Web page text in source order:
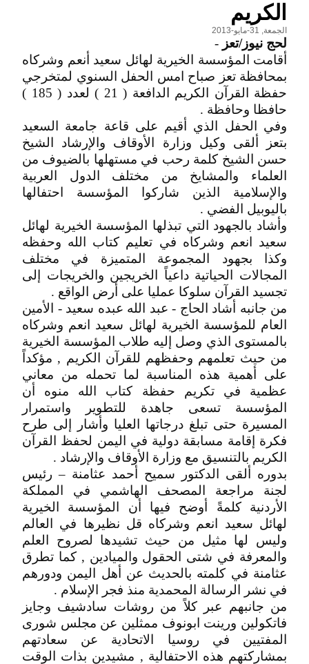
الكريم
الجمعة, 31-مايو-2013
لحج نيوز/تعز -
أقامت المؤسسة الخيرية لهائل سعيد أنعم وشركاه
بمحافظة تعز صباح امس الحفل السنوي لمتخرجي
حفظة القرآن الكريم الدافعة ( 21 ) لعدد ( 185 )
حافظا وحافظة .
وفي الحفل الذي أقيم على قاعة جامعة السعيد
بتعز ألقى وكيل وزارة الأوقاف والإرشاد الشيخ
حسن الشيخ كلمة رحب في مستهلها بالضيوف من
العلماء والمشايخ من مختلف الدول العربية
والإسلامية الذين شاركوا المؤسسة احتفالها
باليوبيل الفضي .
وأشاد بالجهود التي تبذلها المؤسسة الخيرية لهائل
سعيد انعم وشركاه في تعليم كتاب الله وحفظه
وكذا بجهود المجموعة المتميزة في مختلف
المجالات الحياتية داعياً الخريجين والخريجات إلى
تجسيد القرآن سلوكا عمليا على أرض الواقع .
من جانبه أشاد الحاج - عبد الله عبده سعيد - الأمين
العام للمؤسسة الخيرية لهائل سعيد انعم وشركاه
بالمستوى الذي وصل إليه طلاب المؤسسة الخيرية
من حيث تعلمهم وحفظهم للقرآن الكريم , مؤكداً
على أهمية هذه المناسبة لما تحمله من معاني
عظمية في تكريم حفظة كتاب الله منوه أن
المؤسسة تسعى جاهدة للتطوير واستمرار
المسيرة حتى تبلغ درجاتها العليا وأشار إلى طرح
فكرة إقامة مسابقة دولية في اليمن لحفظ القرآن
الكريم بالتنسيق مع وزارة الأوقاف والإرشاد .
بدوره ألقى الدكتور سميح أحمد عثامنة – رئيس
لجنة مراجعة المصحف الهاشمي في المملكة
الأردنية كلمةً أوضح فيها أن المؤسسة الخيرية
لهائل سعيد انعم وشركاه قل نظيرها في العالم
وليس لها مثيل من حيث تشيدها لصروح العلم
والمعرفة في شتى الحقول والميادين , كما تطرق
عثامنة في كلمته بالحديث عن أهل اليمن ودورهم
في نشر الرسالة المحمدية منذ فجر الإسلام .
من جانبهم عبر كلاً من روشات سادشيف وجايز
فاتكولين ورينت ابونوف ممثلين عن مجلس شورى
المفتيين في روسيا الاتحادية عن سعادتهم
بمشاركتهم هذه الاحتفالية , مشيدين بذات الوقت